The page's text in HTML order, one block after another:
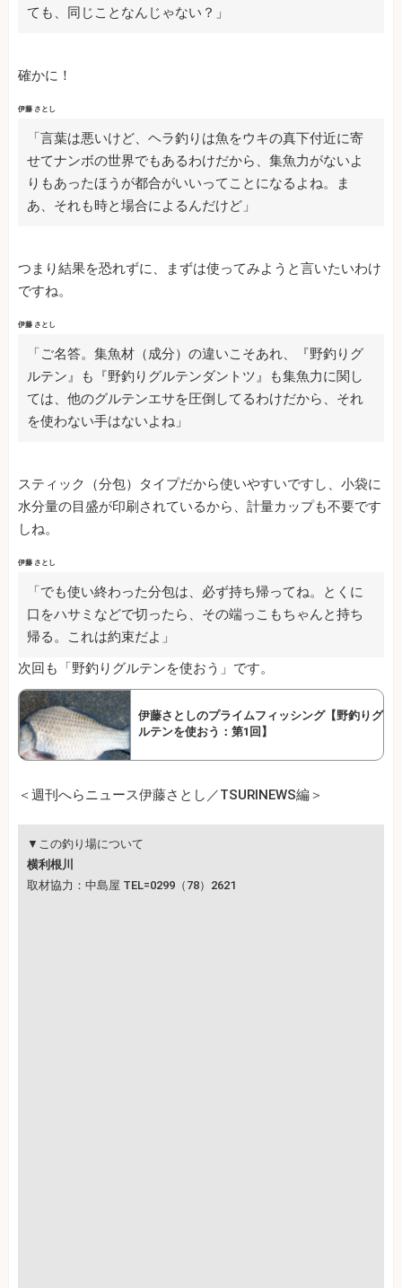
ても、同じことなんじゃない？」
確かに！
伊藤 さとし
「言葉は悪いけど、ヘラ釣りは魚をウキの真下付近に寄
せてナンボの世界でもあるわけだから、集魚力がないよ
りもあったほうが都合がいいってことになるよね。ま
あ、それも時と場合によるんだけど」
つまり結果を恐れずに、まずは使ってみようと言いたいわけ
ですね。
伊藤 さとし
「ご名答。集魚材（成分）の違いこそあれ、『野釣りグ
ルテン』も『野釣りグルテンダントツ』も集魚力に関し
ては、他のグルテンエサを圧倒してるわけだから、それ
を使わない手はないよね」
スティック（分包）タイプだから使いやすいですし、小袋に
水分量の目盛が印刷されているから、計量カップも不要です
しね。
伊藤 さとし
「でも使い終わった分包は、必ず持ち帰ってね。とくに
口をハサミなどで切ったら、その端っこもちゃんと持ち
帰る。これは約束だよ」
次回も「野釣りグルテンを使おう」です。
伊藤さとしのプライムフィッシング【野釣りグ
ルテンを使おう：第1回】
＜週刊へらニュース伊藤さとし／TSURINEWS編＞
▼この釣り場について
横利根川
取材協力：中島屋 TEL=0299（78）2621